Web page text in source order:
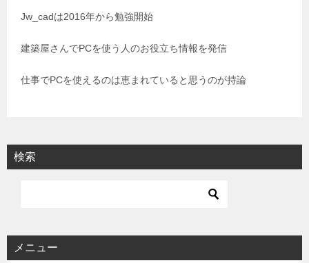
Jw_cadは2016年から勉強開始
建築屋さんでPCを使う人のお役立ち情報を発信
仕事でPCを使えるのは恵まれていると思うのが持論
検索
メニュー